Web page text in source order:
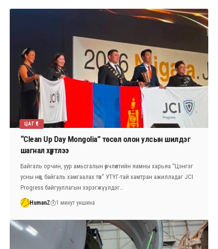
ЦАГ ҮЕ
“Clean Up Day Mongolia” төсөл олон улсын шилдэг
шагнал хүртлээ
Байгаль орчин, уур амьсгалын өөрчлөлтийн яамны харьяа “Цэнгэг
усны нөөц, байгаль хамгаалах төв” УТҮГ-тай хамтран ажилладаг JCI
Progress байгууллагын хэрэгжүүлдэг…
HumanZ 1 минут уншина